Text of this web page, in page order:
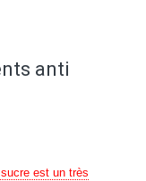
anti
sucre est un très